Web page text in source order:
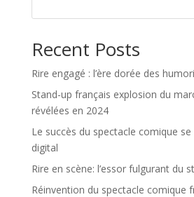
Recent Posts
Rire engagé : l’ère dorée des
Stand-up français explosion du
révélées en 2024
Le succès du spectacle comique
digital
Rire en scène: l’essor fulgurant du
Réinvention du spectacle comique